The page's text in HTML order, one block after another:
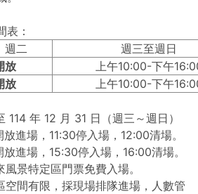
表：
週二
週三至週日
放
上午10:00-下午
放 上午10:00-下午
114 年 12 月 31 日（週三～週日）
進場，11:30停入場，12:00清場。
進場，15:30停入場，16:00清場。
景特定區門票免費入場。
空間有限，採現場排隊進場，人數管